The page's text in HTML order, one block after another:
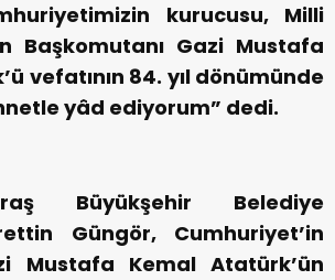
kurucusu, Milli
Başkomutanı Gazi Mustafa
vefatının 84. yıl dönümünde
yâd ediyorum” dedi.
Büyükşehir Belediye
Güngör, Cumhuriyet’in
Mustafa Kemal Atatürk’ün